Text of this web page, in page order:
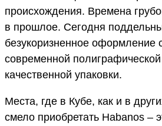
происхождения. Времена
в прошлое. Сегодня
безукоризненное оформление
современной полиграфической
качественной упаковки.
Места, где в Кубе, как и в
смело приобретать Habanos –